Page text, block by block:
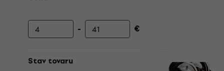
Minimálna cena
- Maximálna cena
€
Stav tovaru Noicetone